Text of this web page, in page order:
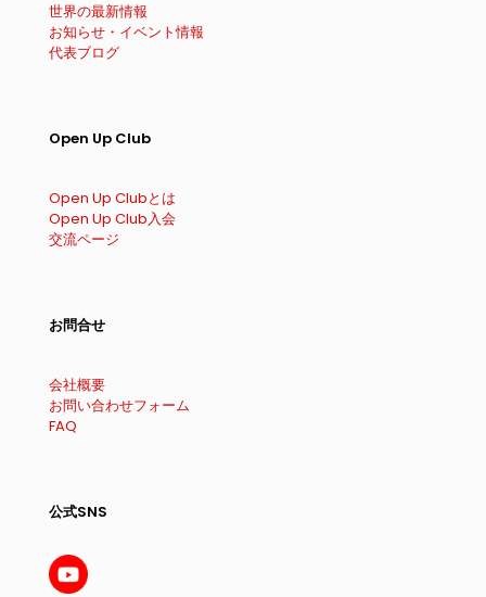
世界の最新情報
お知らせ・イベント情報
代表ブログ
Open Up Club
Open Up Clubとは
Open Up Club入会
交流ページ
お問合せ
会社概要
お問い合わせフォーム
FAQ
公式SNS